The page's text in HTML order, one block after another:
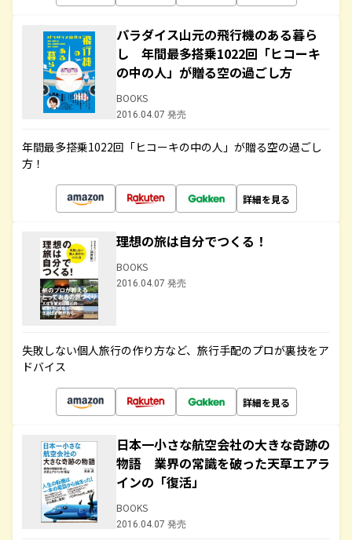
パラダイス山元の飛行機のある暮ら
し 年間最多搭乗1022回「ヒコーキ
の中の人」が贈る空の過ごし方
BOOKS
2016.04.07 発売
年間最多搭乗1022回「ヒコーキの中の人」が贈る空の過ごし
方！
詳細を見る
理想の旅は自分でつくる！
BOOKS
2016.04.07 発売
失敗しない個人旅行の作り方など、旅行手配のプロが裏技をア
ドバイス
詳細を見る
日本一小さな航空会社の大きな奇跡の
物語 業界の常識を破った天草エアラ
インの「復活」
BOOKS
2016.04.07 発売